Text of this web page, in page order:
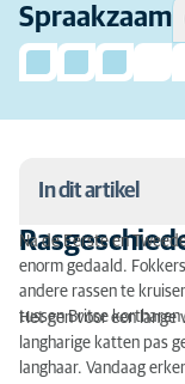
Spraakzaam
In dit artikel
Karakter van
Activiteit
Na de Eerste en
enorm gedaald.
andere rassen te
tussen Britse
Het gen voor een
langharige katten pas
langhaar. Vandaag